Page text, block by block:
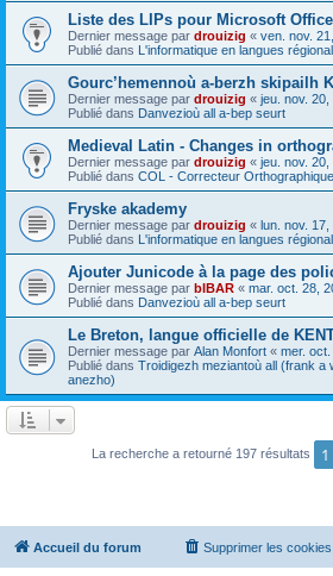
Liste des LIPs pour Microsoft Office
Dernier message par drouizig « ven. nov.
Publié dans L'informatique en langues
Gourc’hemennoù a-berzh skipailh
Dernier message par drouizig « jeu. nov.
Publié dans Danvezioù all a-bep seurt
Medieval Latin - Changes in
Dernier message par drouizig « jeu. nov.
Publié dans COL - Correcteur
Fryske akademy
Dernier message par drouizig « lun. nov.
Publié dans L'informatique en langues
Ajouter Junicode à la page des
Dernier message par bIBAR « mar. oct. 28,
Publié dans Danvezioù all a-bep seurt
Le Breton, langue officielle de
Dernier message par Alan Monfort « mer.
Publié dans Troidigezh meziantoù all (frank a
anezho)
La recherche a retourné 197 résultats 1
Accueil du forum Supprimer les cookies